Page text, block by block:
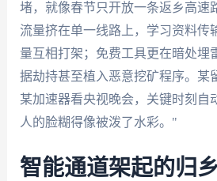
堵，就像春节只开放一条返乡高速
流量挤在单一线路上，学习资料传
量互相打架；免费工具更在暗处
据劫持甚至植入恶意挖矿程序。某
某加速器看央视晚会，关键时刻自
人的脸糊得像被泼了水彩。"
智能通道架起的归